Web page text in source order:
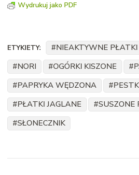
Wydrukuj jako PDF
ETYKIETY:
NIEAKTYWNE
NORI
OGÓRKI KISZONE
PAPRYKA WĘDZONA
PŁATKI JAGLANE
SUSZONE
SŁONECZNIK